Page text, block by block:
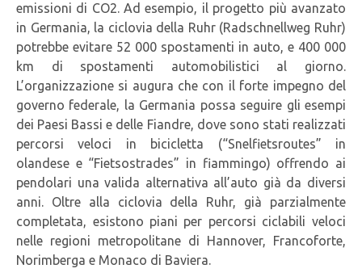
emissioni di CO2. Ad esempio, il progetto più avanzato
in Germania, la ciclovia della Ruhr (Radschnellweg Ruhr)
potrebbe evitare 52 000 spostamenti in auto, e 400 000
km di spostamenti automobilistici al giorno.
L’organizzazione si augura che con il forte impegno del
governo federale, la Germania possa seguire gli esempi
dei Paesi Bassi e delle Fiandre, dove sono stati realizzati
percorsi veloci in bicicletta (“Snelfietsroutes” in
olandese e “Fietsostrades” in fiammingo) offrendo ai
pendolari una valida alternativa all’auto già da diversi
anni. Oltre alla ciclovia della Ruhr, già parzialmente
completata, esistono piani per percorsi ciclabili veloci
nelle regioni metropolitane di Hannover, Francoforte,
Norimberga e Monaco di Baviera.